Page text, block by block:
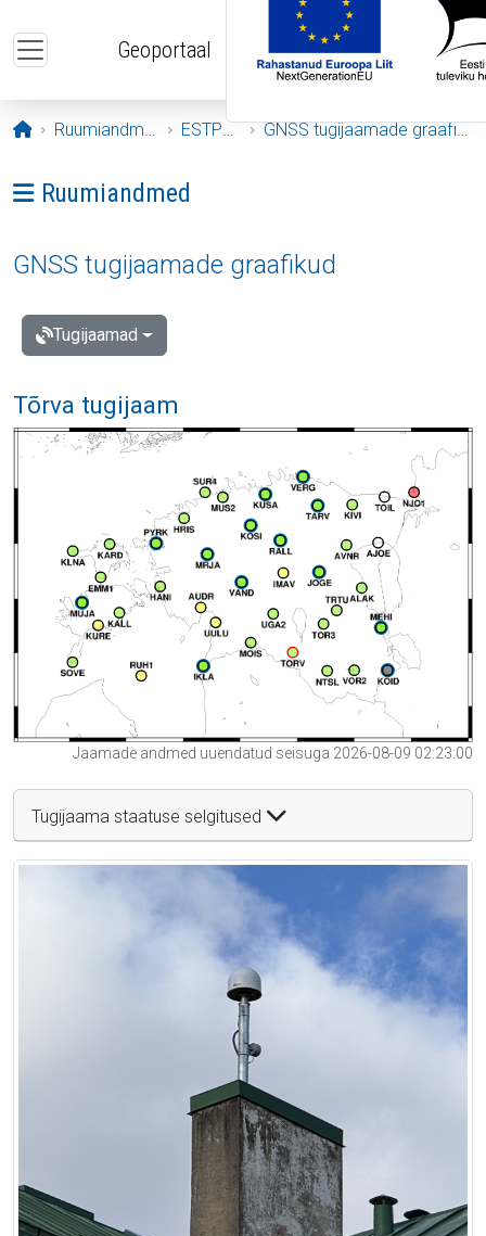
Geoportaal
Avaleht
Ruumiandmed ESTPOS GNSS tugijaamade graafikud
Ava menüü: Ruumiandmed
Ruumiandmed
GNSS tugijaamade graafikud
Tugijaamad
Tõrva tugijaam
Jaamade andmed uuendatud seisuga 2026-08-09 02:23:00
Tugijaama staatuse selgitused